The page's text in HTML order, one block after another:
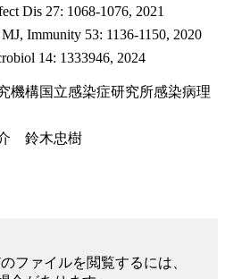
Dis 27: 1068-1076, 2021
Immunity 53: 1136-1150, 2020
14: 1333946, 2024
構国立感染症研究所感染病理
木忠樹
ファイルを閲覧するには、